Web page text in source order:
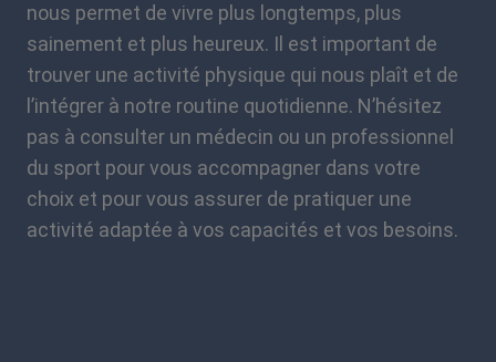
nous permet de vivre plus longtemps, plus
sainement et plus heureux. Il est important de
trouver une activité physique qui nous plaît et de
l’intégrer à notre routine quotidienne. N’hésitez
pas à consulter un médecin ou un professionnel
du sport pour vous accompagner dans votre
choix et pour vous assurer de pratiquer une
activité adaptée à vos capacités et vos besoins.